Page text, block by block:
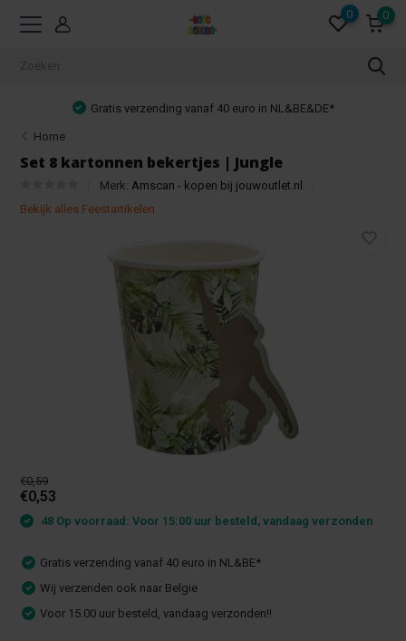
0 0
Gratis verzending vanaf 40 euro in NL&BE&DE*
Home
Set 8 kartonnen bekertjes | Jungle
Merk: Amscan - kopen bij jouwoutlet.nl
Bekijk alles Feestartikelen
€0,59
€0,53
48 Op voorraad: Voor 15:00 uur besteld, vandaag verzonden
Gratis verzending vanaf 40 euro in NL&BE*
Wij verzenden ook naar Belgie
Voor 15.00 uur besteld, vandaag verzonden!!